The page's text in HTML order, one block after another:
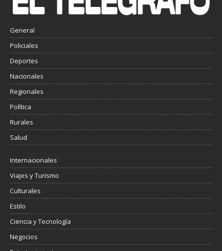
General
Policiales
Deportes
Nacionales
Regionales
Política
Rurales
Salud
Internacionales
Viajes y Turismo
Culturales
Estilo
Ciencia y Tecnología
Negocios